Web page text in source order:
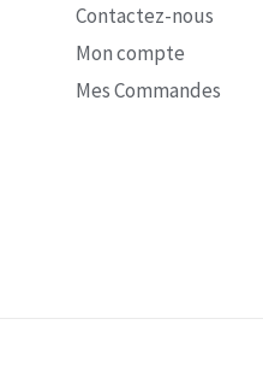
Contactez-nous
Mon compte
Mes Commandes